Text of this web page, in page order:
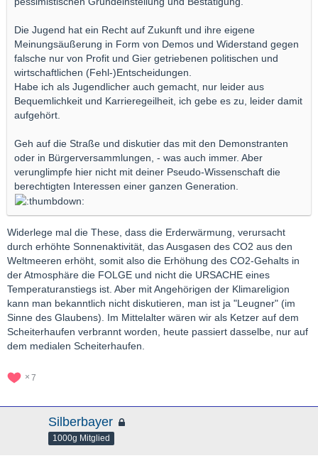
Die Jugend hat ein Recht auf Zukunft und ihre eigene
Meinungsäußerung in Form von Demos und Widerstand gegen
falsche nur von Profit und Gier getriebenen politischen und
wirtschaftlichen (Fehl-)Entscheidungen.
Habe ich als Jugendlicher auch gemacht, nur leider aus
Bequemlichkeit und Karrieregeilheit, ich gebe es zu, leider damit
aufgehört.
Geh auf die Straße und diskutier das mit den Demonstranten
oder in Bürgerversammlungen, - was auch immer. Aber
verunglimpfe hier nicht mit deiner Pseudo-Wissenschaft die
berechtigten Interessen einer ganzen Generation.
Widerlege mal die These, dass die Erderwärmung, verursacht
durch erhöhte Sonnenaktivität, das Ausgasen des CO2 aus den
Weltmeeren erhöht, somit also die Erhöhung des CO2-Gehalts in
der Atmosphäre die FOLGE und nicht die URSACHE eines
Temperaturanstiegs ist. Aber mit Angehörigen der Klimareligion
kann man bekanntlich nicht diskutieren, man ist ja "Leugner" (im
Sinne des Glaubens). Im Mittelalter wären wir als Ketzer auf dem
Scheiterhaufen verbrannt worden, heute passiert dasselbe, nur auf
dem medialen Scheiterhaufen.
7
Silberbayer
1000g Mitglied